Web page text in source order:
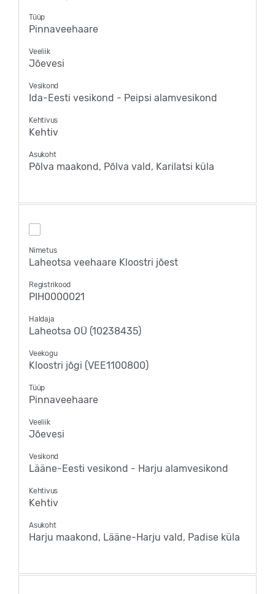
Tüüp
Pinnaveehaare
Veeliik
Jõevesi
Vesikond
Ida-Eesti vesikond - Peipsi alamvesikond
Kehtivus
Kehtiv
Asukoht
Põlva maakond, Põlva vald, Karilatsi küla
Nimetus
Laheotsa veehaare Kloostri jõest
Registrikood
PIH0000021
Haldaja
Laheotsa OÜ (10238435)
Veekogu
Kloostri jõgi (VEE1100800)
Tüüp
Pinnaveehaare
Veeliik
Jõevesi
Vesikond
Lääne-Eesti vesikond - Harju alamvesikond
Kehtivus
Kehtiv
Asukoht
Harju maakond, Lääne-Harju vald, Padise küla